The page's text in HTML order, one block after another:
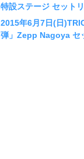
特設ステージ セット
2015年6月7日(日
弾」Zepp Nagoya セ